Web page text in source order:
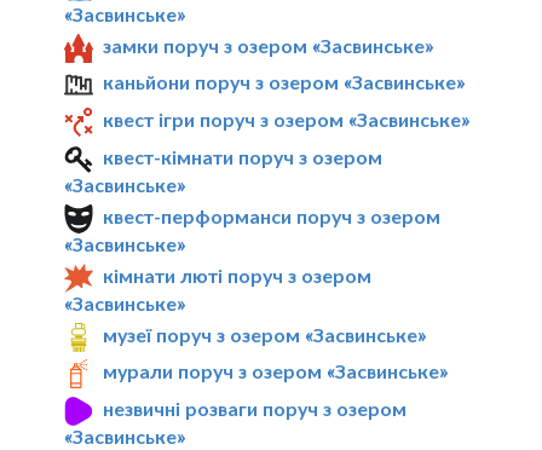
«Засвинське»
замки поруч з озером «Засвинське»
каньйони поруч з озером «Засвинське»
квест ігри поруч з озером «Засвинське»
квест-кімнати поруч з озером
«Засвинське»
квест-перформанси поруч з озером
«Засвинське»
кімнати люті поруч з озером
«Засвинське»
музеї поруч з озером «Засвинське»
мурали поруч з озером «Засвинське»
незвичні розваги поруч з озером
«Засвинське»